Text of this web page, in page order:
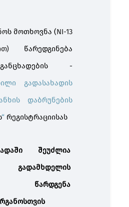
მოთხოვნა (NI-13
წარედგინება
-
გადასახადის
დაბრუნების
“ რეგისტრაციისას
შეუძლია
გადამხდელის
წარდგენა